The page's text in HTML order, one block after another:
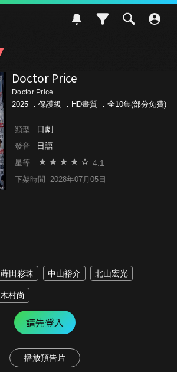
Doctor Price
Doctor Price
2025 ． 保護級 ．HD畫質 ．全10集(部分免費)
類型 日劇
發音 日語
星等 4.1
下架時間 2028年07月05日
蒔田彩珠 中山裕介 北山宏光
木村尚
請先登入
播放預告片